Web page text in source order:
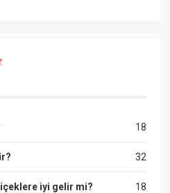
18
32
18
iyi gelir mi?